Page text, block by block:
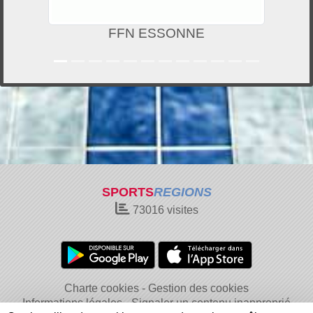
FFN ESSONNE
SPORTSREGIONS
73016visites
Charte cookies
Gestion des cookies
Informations légales
Signaler un contenu inapproprié